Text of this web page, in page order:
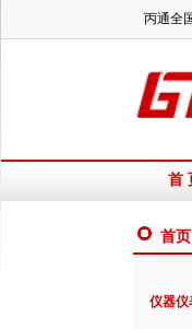
丙通全
为您服务！BTONE专注行业
首
首页
仪器仪